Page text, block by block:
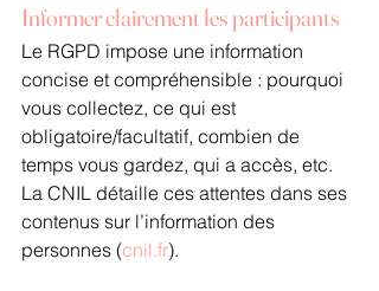
Informer clairement les participants
Le RGPD impose une information
concise et compréhensible : pourquoi
vous collectez, ce qui est
obligatoire/facultatif, combien de
temps vous gardez, qui a accès, etc.
La CNIL détaille ces attentes dans ses
contenus sur l’information des
personnes (cnil.fr).